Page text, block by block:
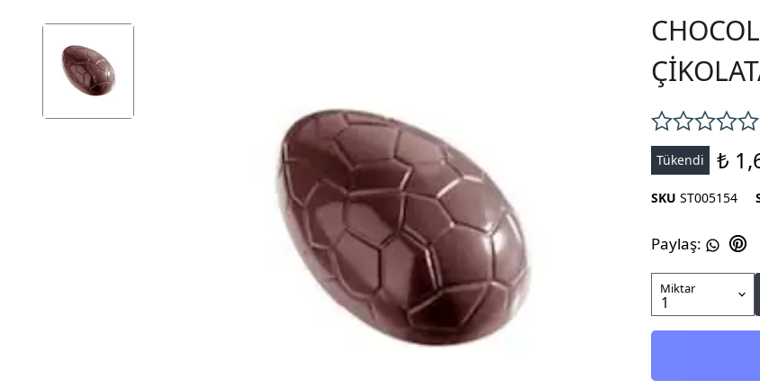
Tükendi ₺
SKU ST005154
Paylaş:
Miktar